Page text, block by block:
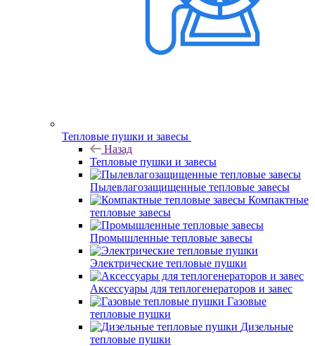
Тепловые пушки и завесы
Назад
Тепловые пушки и завесы
Пылевлагозащищенные тепловые завесы
Компактные
тепловые завесы
Промышленные тепловые завесы
Электрические тепловые пушки
Аксессуары для теплогенераторов и завес
Газовые
тепловые пушки
Дизельные
тепловые пушки